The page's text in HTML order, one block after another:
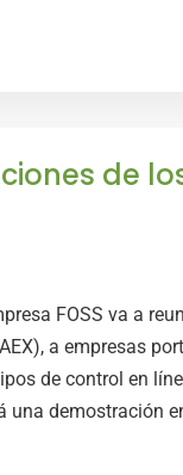
de
FOSS va a
a empresas
de control en
demostración